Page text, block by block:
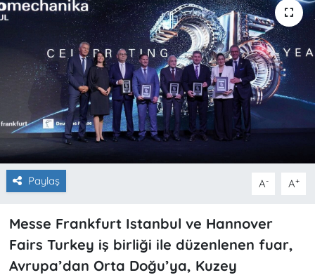
Paylaş A- A+
Messe Frankfurt Istanbul ve Hannover
Fairs Turkey iş birliği ile düzenlenen fuar,
Avrupa’dan Orta Doğu’ya, Kuzey